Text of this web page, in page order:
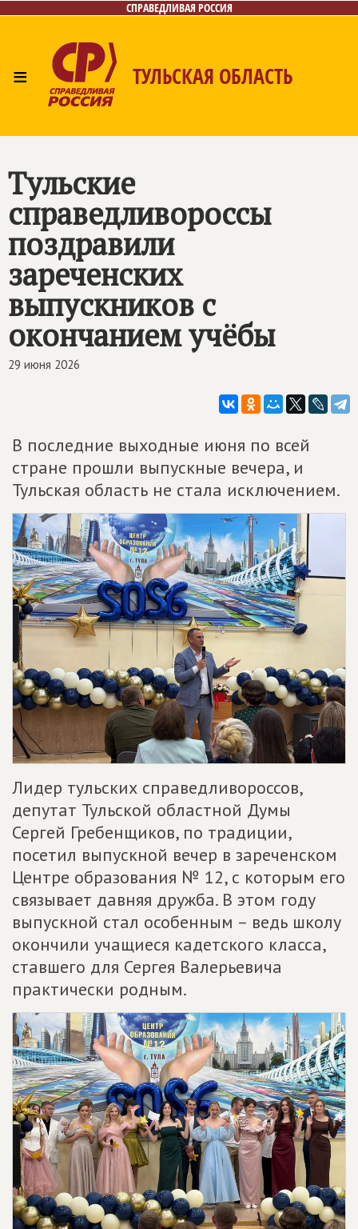
СПРАВЕДЛИВАЯ РОССИЯ
≡ ТУЛЬСКАЯ ОБЛАСТЬ
Тульские
справедливороссы
поздравили
зареченских
выпускников с
окончанием учёбы
29 июня 2026
В последние выходные июня по всей
стране прошли выпускные вечера, и
Тульская область не стала исключением.
Лидер тульских справедливороссов,
депутат Тульской областной Думы
Сергей Гребенщиков, по традиции,
посетил выпускной вечер в зареченском
Центре образования № 12, с которым его
связывает давняя дружба. В этом году
выпускной стал особенным – ведь школу
окончили учащиеся кадетского класса,
ставшего для Сергея Валерьевича
практически родным.